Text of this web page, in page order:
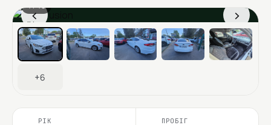
‹ ›
1 / 13
Ціна в місяць
+6
РІК ПРОБІГ